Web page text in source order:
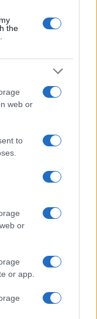
the
web or
to
or
or app.
news
Avis Olbia al